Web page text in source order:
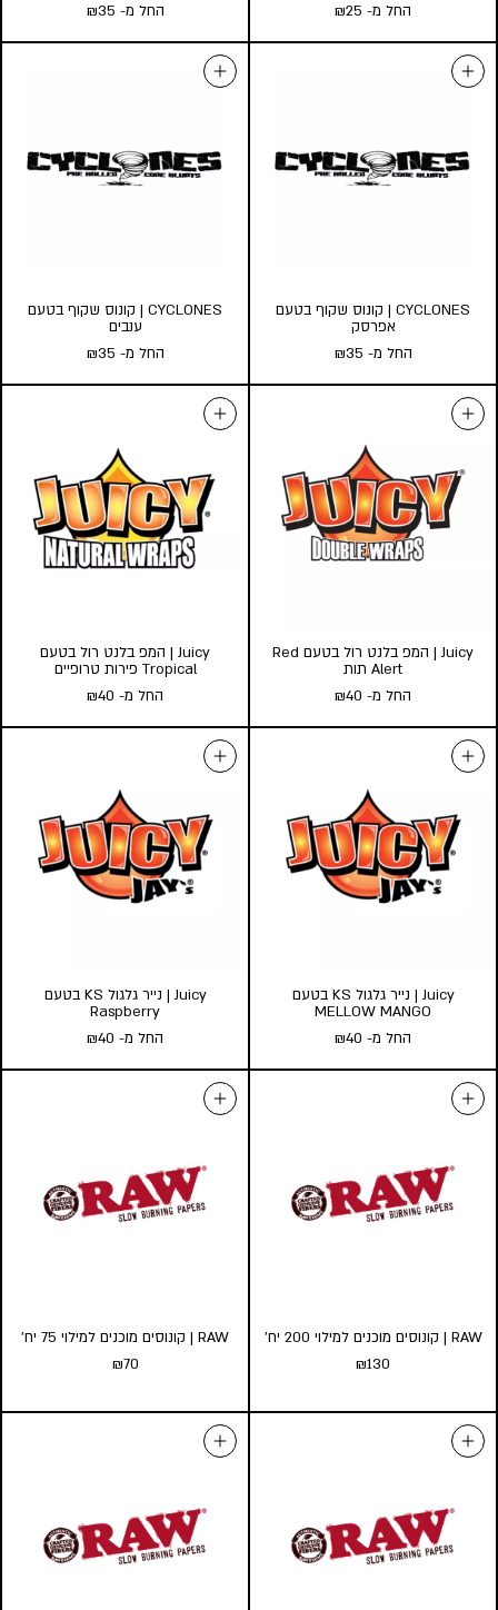
החל מ-
₪25
כמות במארז:
החל מ-
₪35
כמות במארז:
CYCLONES | קונוס שקוף בטעם
אפרסק
החל מ-
₪35
אפרסק
החל מ- ₪35
כמות במארז:
5
10
24
CYCLONES | קונוס שקוף בטעם
ענבים
החל מ-
₪35
ענבים
החל מ- ₪35
כמות במארז:
5
10
24
Juicy | המפ בלנט רול בטעם Red
Alert תות
החל מ-
₪40
Alert תות
החל מ- ₪40
כמות במארז:
5
10
25
Juicy | המפ בלנט רול בטעם
Tropical פירות טרופיים
החל מ-
₪40
החל מ- ₪40
כמות במארז:
5
10
25
Juicy | נייר גלגול KS בטעם
MELLOW MANGO
החל מ-
₪40
כמות במארז:
10
24
Juicy | נייר גלגול KS בטעם
Raspberry
החל מ-
₪40
כמות במארז:
10
24
RAW | קונוסים מוכנים למילוי 200 יח’
₪130
הוספה לסל
RAW | קונוסים מוכנים למילוי 75 יח’
₪70
הוספה לסל